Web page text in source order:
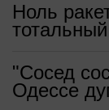
Ноль
"Сосед
Одессе